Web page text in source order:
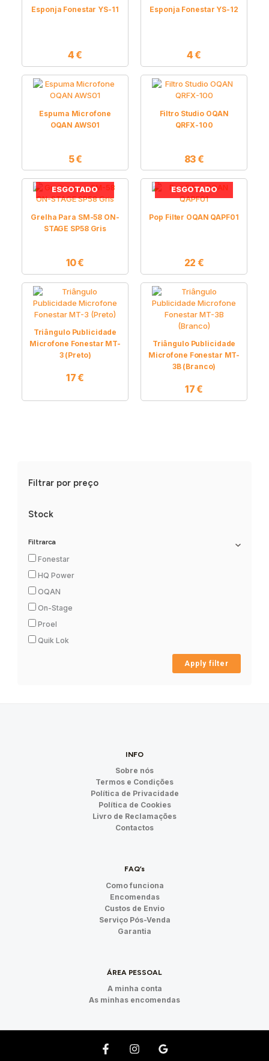
Filtrar por preço
Stock
Filtrarca
Fonestar
HQ Power
OQAN
On-Stage
Proel
Quik Lok
Apply filter
Esponja Fonestar YS-11
4€
Esponja Fonestar YS-12
4€
Espuma Microfone
OQAN AWS01
5€
Filtro Studio OQAN
QRFX-100
83€
ESGOTADO
Grelha Para SM-58 ON-
STAGE SP58 Gris
10€
ESGOTADO
Pop Filter OQAN QAPF01
22 €
Triângulo Publicidade
Microfone Fonestar MT-
3 (Preto)
17€
Triângulo Publicidade
Microfone Fonestar MT-
3B (Branco)
17€
INFO
Sobre nós
Termos e Condições
Política de Privacidade
Política de Cookies
Livro de Reclamações
Contactos
FAQ’s
Como funciona
Encomendas
Custos de Envio
Serviço Pós-Venda
Garantia
ÁREA PESSOAL
A minha conta
As minhas encomendas